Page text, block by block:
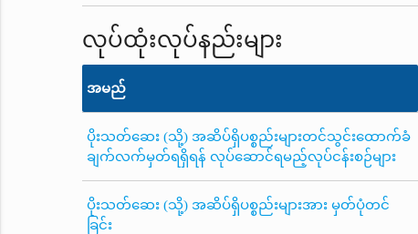
လုပ်ထုံးလုပ်နည်းများ
အမည်
ပိုးသတ်ဆေး (သို့) အဆိပ်ရှိပစ္စည်းများတင်သွင်းထောက်ခံ
ချက်လက်မှတ်ရရှိရန် လုပ်ဆောင်ရမည့်လုပ်ငန်းစဉ်များ
ပိုးသတ်ဆေး (သို့) အဆိပ်ရှိပစ္စည်းများအား မှတ်ပုံတင်
ခြင်း